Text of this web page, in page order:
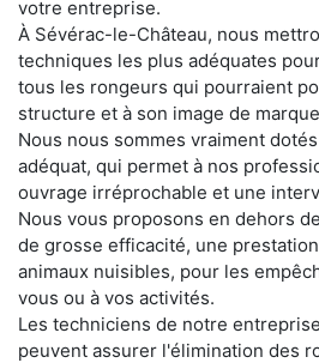
votre entreprise.
À Sévérac-le-Château, nous
techniques les plus adéquates
tous les rongeurs qui pourraient
structure et à son image de
Nous nous sommes vraiment
adéquat, qui permet à nos
ouvrage irréprochable et une
Nous vous proposons en dehors
de grosse efficacité, une
animaux nuisibles, pour les
vous ou à vos activités.
Les techniciens de notre
peuvent assurer l'élimination des